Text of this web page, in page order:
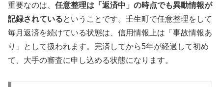
重要なのは、 任意整理は「返済中」の時点でも異動情報が
記録されているということです。壬生町で任意整理をして
毎月返済を続けている状態は、信用情報上は「事故情報あ
り」として扱われます。完済してから5年が経過して初め
て、大手の審査に申し込める状態になります。